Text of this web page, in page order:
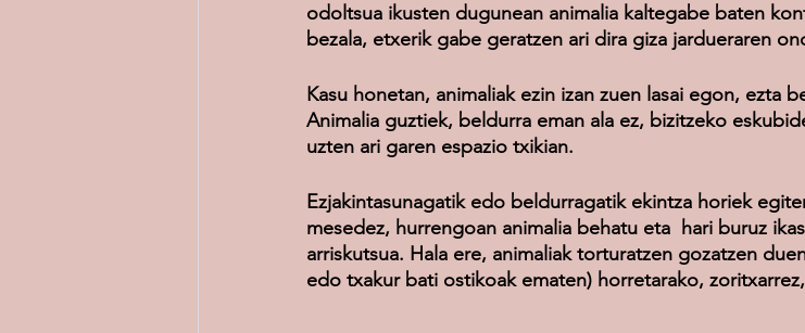
odoltsua ikusten dugunean animalia kaltegabe baten
bezala, etxerik gabe geratzen ari dira giza jardueraren
Kasu honetan, animaliak ezin izan zuen lasai egon, ezta
Animalia guztiek, beldurra eman ala ez, bizitzeko
uzten ari garen espazio txikian.
Ezjakintasunagatik edo beldurragatik ekintza horiek
mesedez, hurrengoan animalia behatu eta  hari buruz
arriskutsua. Hala ere, animaliak torturatzen gozatzen
edo txakur bati ostikoak ematen) horretarako,